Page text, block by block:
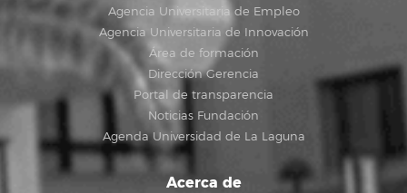
Agencia Universitaria de Empleo
Agencia Universitaria de Innovación
Área de formación
Dirección Gerencia
Portal de transparencia
Noticias Fundación
Agenda Universidad de La Laguna
Acerca de